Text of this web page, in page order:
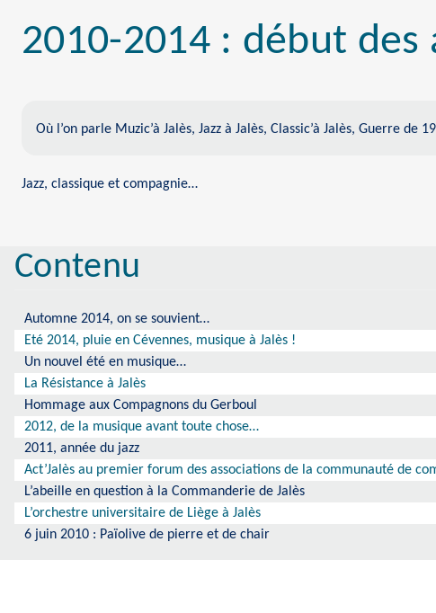
2010-2014 : début des
Où l’on parle Muzic’à Jalès, Jazz à Jalès, Classic’à Jalès, Guerre
Jazz, classique et compagnie…
Contenu
Automne 2014, on se souvient…
Eté 2014, pluie en Cévennes, musique à Jalès !
Un nouvel été en musique…
La Résistance à Jalès
Hommage aux Compagnons du Gerboul
2012, de la musique avant toute chose…
2011, année du jazz
Act’Jalès au premier forum des associations de la communauté de
L’abeille en question à la Commanderie de Jalès
L’orchestre universitaire de Liège à Jalès
6 juin 2010 : Païolive de pierre et de chair